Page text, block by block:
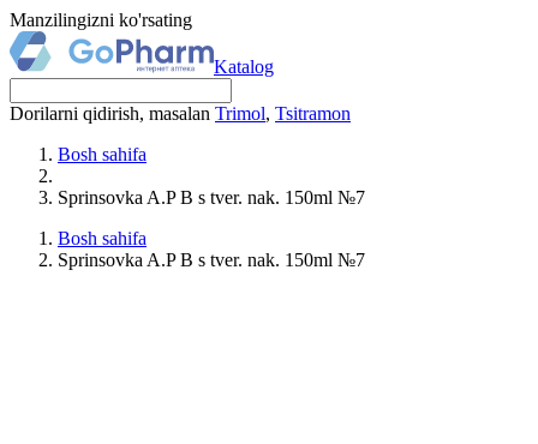
Manzilingizni ko'rsating
Katalog
Dorilarni qidirish, masalan Trimol, Tsitramon
Bosh sahifa
Sprinsovka A.P B s tver. nak. 150ml №7
Bosh sahifa
Sprinsovka A.P B s tver. nak. 150ml №7